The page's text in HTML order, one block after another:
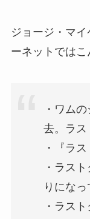
ジョージ・マ
ーネットではこ
・ワム
去。ラス
・『ラ
・ラス
りにな
・ラス